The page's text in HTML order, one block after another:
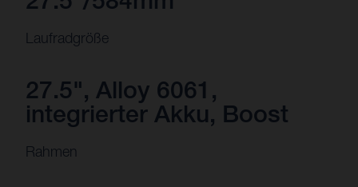
Laufradgröße
27.5", Alloy 6061,
integrierter Akku, Boost
Rahmen